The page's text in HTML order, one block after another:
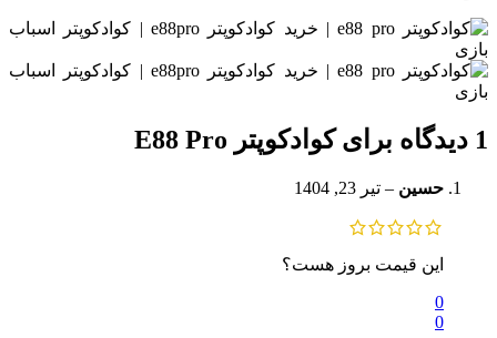
1 دیدگاه برای کوادکوپتر E88 Pro
حسین – تیر 23, 1404
این قیمت بروز هست؟
0
0